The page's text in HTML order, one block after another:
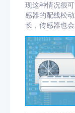
现这种情况很
感器的配线松
长，传感器也